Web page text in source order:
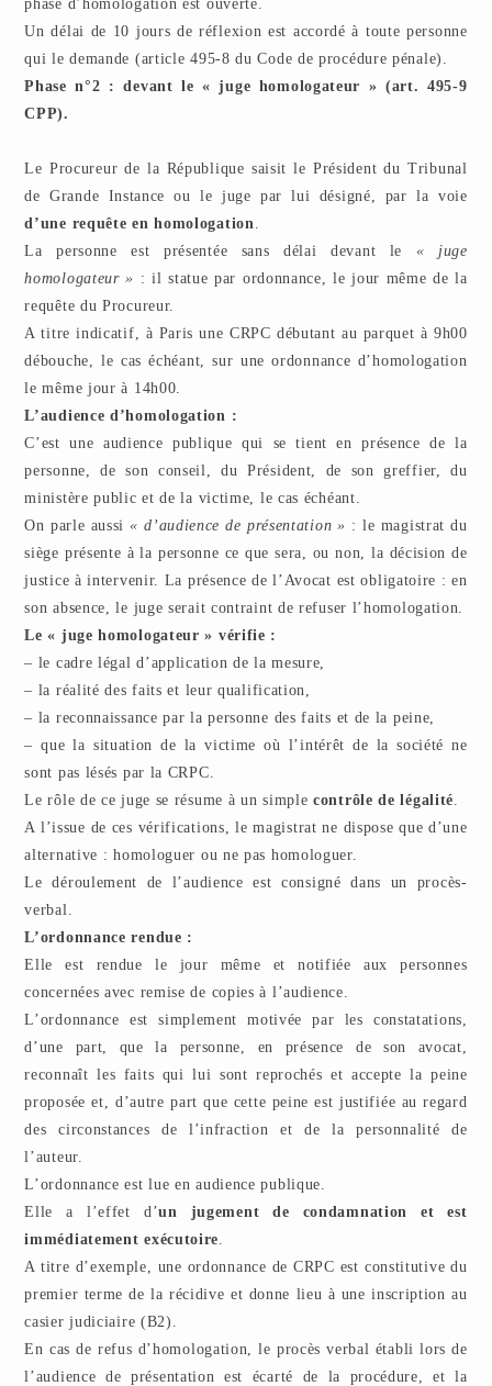
phase d’homologation est ouverte.
Un délai de 10 jours de réflexion est accordé à toute personne
qui le demande (article 495-8 du Code de procédure pénale).
Phase n°2 : devant le « juge homologateur » (art. 495-9
CPP).
Le Procureur de la République saisit le Président du Tribunal
de Grande Instance ou le juge par lui désigné, par la voie
d’une requête en homologation.
La personne est présentée sans délai devant le « juge
homologateur » : il statue par ordonnance, le jour même de la
requête du Procureur.
A titre indicatif, à Paris une CRPC débutant au parquet à 9h00
débouche, le cas échéant, sur une ordonnance d’homologation
le même jour à 14h00.
L’audience d’homologation :
C’est une audience publique qui se tient en présence de la
personne, de son conseil, du Président, de son greffier, du
ministère public et de la victime, le cas échéant.
On parle aussi« d’audience de présentation » : le magistrat du
siège présente à la personne ce que sera, ou non, la décision de
justice à intervenir. La présence de l’Avocat est obligatoire : en
son absence, le juge serait contraint de refuser l’homologation.
Le « juge homologateur » vérifie :
– le cadre légal d’application de la mesure,
– la réalité des faits et leur qualification,
– la reconnaissance par la personne des faits et de la peine,
– que la situation de la victime où l’intérêt de la société ne
sont pas lésés par la CRPC.
Le rôle de ce juge se résume à un simplecontrôle de légalité.
A l’issue de ces vérifications, le magistrat ne dispose que d’une
alternative : homologuer ou ne pas homologuer.
Le déroulement de l’audience est consigné dans un procès-
verbal.
L’ordonnance rendue :
Elle est rendue le jour même et notifiée aux personnes
concernées avec remise de copies à l’audience.
L’ordonnance est simplement motivée par les constatations,
d’une part, que la personne, en présence de son avocat,
reconnaît les faits qui lui sont reprochés et accepte la peine
proposée et, d’autre part que cette peine est justifiée au regard
des circonstances de l’infraction et de la personnalité de
l’auteur.
L’ordonnance est lue en audience publique.
Elle a l’effet d’un jugement de condamnation et est
immédiatement exécutoire.
A titre d’exemple, une ordonnance de CRPC est constitutive du
premier terme de la récidive et donne lieu à une inscription au
casier judiciaire (B2).
En cas de refus d’homologation, le procès verbal établi lors de
l’audience de présentation est écarté de la procédure, et la